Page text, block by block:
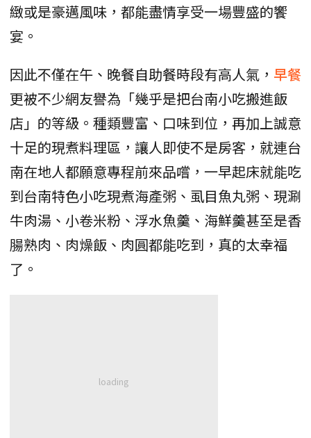
緻或是豪邁風味，都能盡情享受一場豐盛的饗
宴。
因此不僅在午、晚餐自助餐時段有高人氣， 早餐
更被不少網友譽為「幾乎是把台南小吃搬進飯
店」的等級。種類豐富、口味到位，再加上誠意
十足的現煮料理區，讓人即使不是房客，就連台
南在地人都願意專程前來品嚐，一早起床就能吃
到台南特色小吃現煮海產粥、虱目魚丸粥、現涮
牛肉湯、小卷米粉、浮水魚羹、海鮮羹甚至是香
腸熟肉、肉燥飯、肉圓都能吃到，真的太幸福
了。